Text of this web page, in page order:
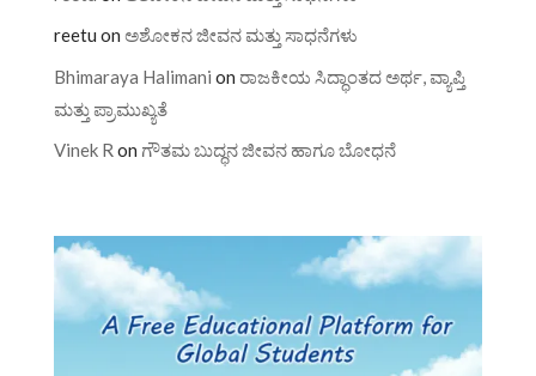
reetu on ಅಶೋಕನ ಜೀವನ ಮತ್ತು ಸಾಧನೆಗಳು
Bhimaraya Halimani on ರಾಜಕೀಯ ಸಿದ್ಧಾಂತದ ಅರ್ಥ, ವ್ಯಾಪ್ತಿ
ಮತ್ತು ಪ್ರಾಮುಖ್ಯತೆ
Vinek R on ಗೌತಮ ಬುದ್ಧನ ಜೀವನ ಹಾಗೂ ಬೋಧನೆ